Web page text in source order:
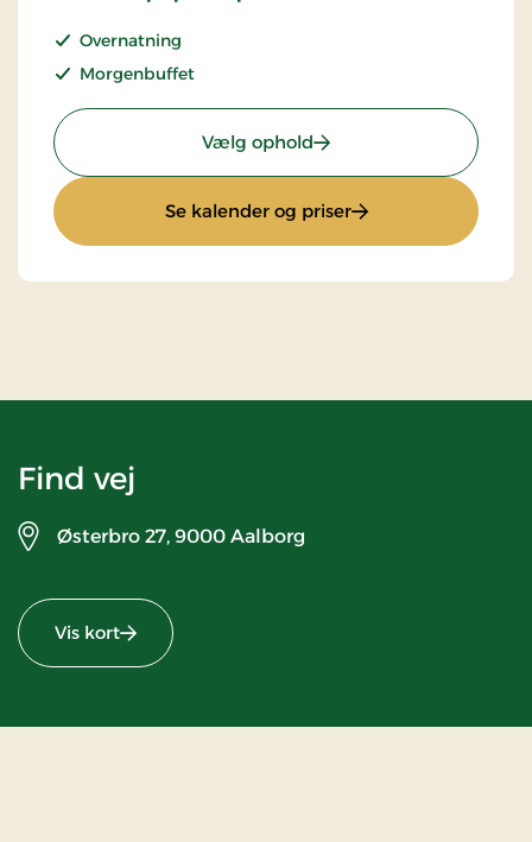
Overnatning
Morgenbuffet
Vælg ophold: Dagens bedste pris
Se kalender og priser: Dagens bedste pris
Find vej
Østerbro 27, 9000 Aalborg
Vis kort